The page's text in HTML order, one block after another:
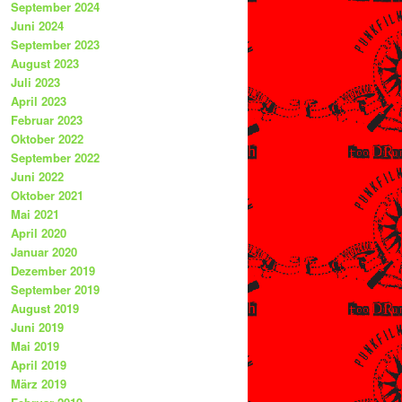
September 2024
Juni 2024
September 2023
August 2023
Juli 2023
April 2023
Februar 2023
Oktober 2022
September 2022
Juni 2022
Oktober 2021
Mai 2021
April 2020
Januar 2020
Dezember 2019
September 2019
August 2019
Juni 2019
Mai 2019
April 2019
März 2019